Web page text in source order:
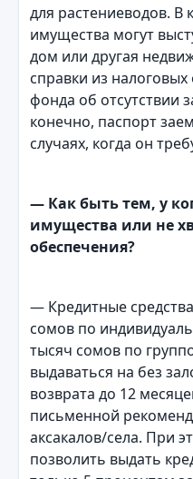
для растениеводов. В
имущества могут
дом или другая
справки из
фонда об отсутствии
конечно, паспорт
случаях, когда он
— Как быть тем, у
имущества или не
обеспечения?
— Кредитные
сомов по
тысяч сомов по
выдаваться на без
возврата до 12
письменной
аксакалов/села. При
позволить выдать